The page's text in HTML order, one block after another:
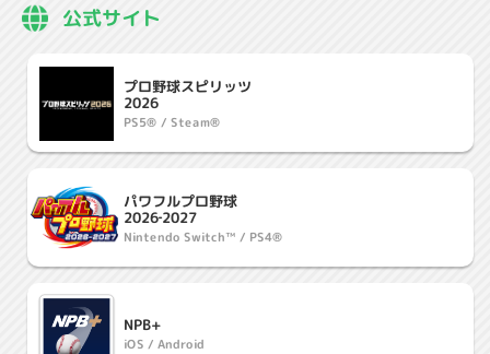
公式サイト
プロ野球スピリッツ
2026
PS5® / Steam®
パワフルプロ野球
2026‐2027
Nintendo Switch™ / PS4®
NPB+
iOS / Android